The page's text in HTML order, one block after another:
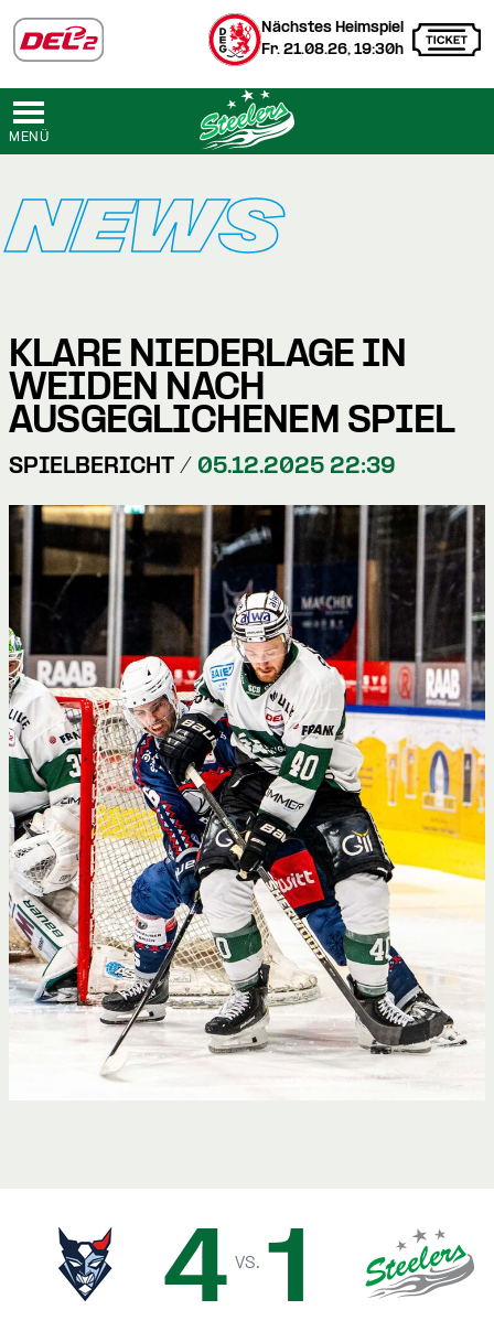
Nächstes Heimspiel
Fr. 21.08.26, 19:30h
MENÜ
NEWS
KLARE NIEDERLAGE IN
WEIDEN NACH
AUSGEGLICHENEM SPIEL
SPIELBERICHT / 05.12.2025 22:39
4 vs. 1